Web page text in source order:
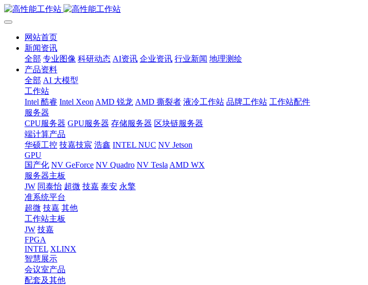
网站首页
新闻资讯
全部 专业图像 科研动态 AI资讯 企业资讯 行业新闻 地理测绘
产品资料
全部 AI 大模型
工作站
Intel 酷睿 Intel Xeon AMD 锐龙 AMD 撕裂者 液冷工作站 品牌工作站 工作站配件
服务器
CPU服务器 GPU服务器 存储服务器 区块链服务器
端计算产品
华硕工控 技嘉技宸 浩鑫 INTEL NUC NV Jetson
GPU
国产化 NV GeForce NV Quadro NV Tesla AMD WX
服务器主板
JW 同泰怡 超微 技嘉 泰安 永擎
准系统平台
超微 技嘉 其他
工作站主板
JW 技嘉
FPGA
INTEL XLINX
智慧展示
会议室产品
配套及其他